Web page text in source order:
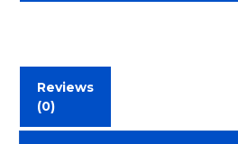
Reviews
(0)